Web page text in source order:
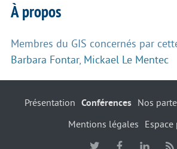
À propos
Membres du GIS concernés par
Barbara Fontar, Mickael Le Mentec
Présentation Conférences Nos
Mentions légales
Espace